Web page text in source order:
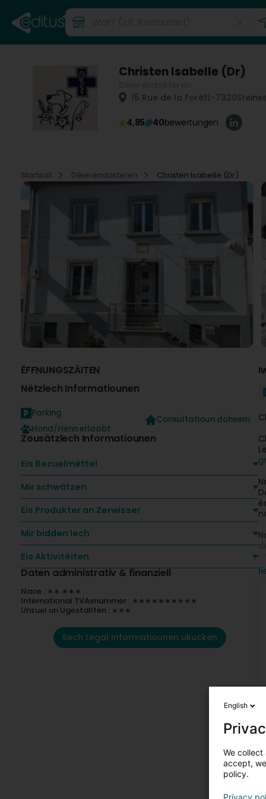
Christen Isabelle (Dr)
15 Rue de la ForêtL-7320
4,85 40bewertungen
Startsäit Déierendokteren Christen Isabelle (Dr)
ËFFNUNGSZÄITEN
Nëtzlech Informatiounen
Parking
Hond/Hënn erlaabt
Consultatioun doheem
Zousätzlech Informatiounen
Eis Bezuelmëttel
Mir schwätzen
Eis Produkter an Zerwisser
Mir bidden Iech
Eis Aktivitéiten
Daten administrativ & finanziell
Nace : ∗∗.∗∗∗
International TVAsnummer : ∗∗∗∗∗∗∗∗∗∗
Unzuel un Ugestallten : ∗∗∗
Sech Legal Informatiounen ukucken
English
We
accept,
policy.
Privacy